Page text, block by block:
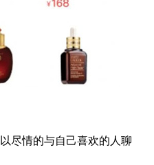
情的与自己喜欢的人聊